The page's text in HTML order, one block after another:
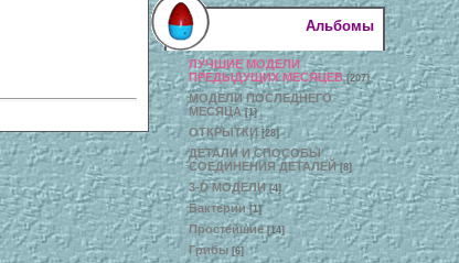
Альбомы
ЛУЧШИЕ МОДЕЛИ
ПРЕДЫДУЩИХ МЕСЯЦЕВ [207]
МОДЕЛИ ПОСЛЕДНЕГО
МЕСЯЦА [1]
ОТКРЫТКИ [28]
ДЕТАЛИ И СПОСОБЫ
СОЕДИНЕНИЯ ДЕТАЛЕЙ [8]
3-D МОДЕЛИ [4]
Бактерии [1]
Простейшие [14]
Грибы [6]